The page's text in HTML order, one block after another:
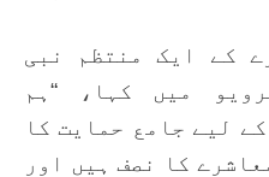
کے ایک منتظم نبی
میں کہا، “ہم
لیے جامع حمایت کا
کا نصف ہیں اور